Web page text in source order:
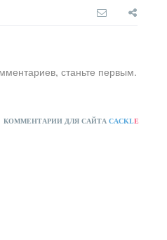
станьте первым.
КОММЕНТАРИИ ДЛЯ САЙТА CACKLE